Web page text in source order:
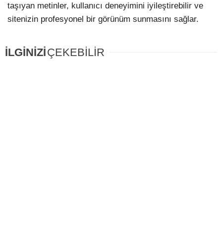
taşıyan metinler, kullanıcı deneyimini iyileştirebilir ve
sitenizin profesyonel bir görünüm sunmasını sağlar.
İLGİNİZİÇEKEBİLİR